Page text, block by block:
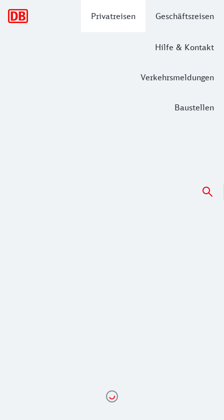
Privatreisen Geschäftsreisen
Hilfe & Kontakt
Verkehrsmeldungen
Baustellen